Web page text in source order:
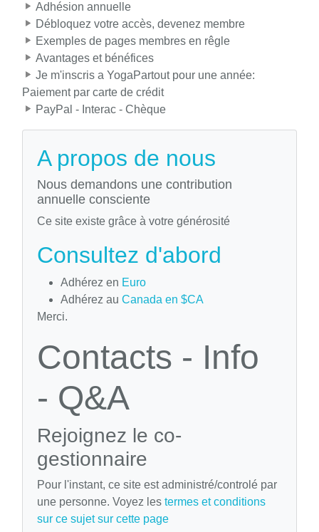
Adhésion annuelle
Débloquez votre accès, devenez membre
Exemples de pages membres en rêgle
Avantages et bénéfices
Je m'inscris a YogaPartout pour une année:
Paiement par carte de crédit
PayPal - Interac - Chèque
A propos de nous
Nous demandons une contribution
annuelle consciente
Ce site existe grâce à votre générosité
Consultez d'abord
Adhérez en Euro
Adhérez au Canada en $CA
Merci.
Contacts - Info
- Q&A
Rejoignez le co-
gestionnaire
Pour l'instant, ce site est administré/controlé par
une personne. Voyez les termes et conditions
sur ce sujet sur cette page